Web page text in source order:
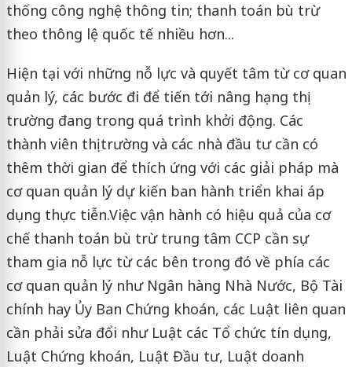
thống công nghệ thông tin; thanh toán bù trừ
theo thông lệ quốc tế nhiều hơn...
Hiện tại với những nỗ lực và quyết tâm từ cơ quan
quản lý, các bước đi để tiến tới nâng hạng thị
trường đang trong quá trình khởi động. Các
thành viên thị trường và các nhà đầu tư cần có
thêm thời gian để thích ứng với các giải pháp mà
cơ quan quản lý dự kiến ban hành triển khai áp
dụng thực tiễn.Việc vận hành có hiệu quả của cơ
chế thanh toán bù trừ trung tâm CCP cần sự
tham gia nỗ lực từ các bên trong đó về phía các
cơ quan quản lý như Ngân hàng Nhà Nước, Bộ Tài
chính hay Ủy Ban Chứng khoán, các Luật liên quan
cần phải sửa đổi như Luật các Tổ chức tín dụng,
Luật Chứng khoán, Luật Đầu tư, Luật doanh